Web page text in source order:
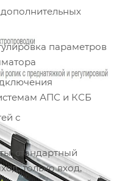
параметров
АПС и КСБ
с
стандартный
только вход,